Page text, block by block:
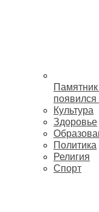
Культура
Здоровье
Политика
Религия
Спорт